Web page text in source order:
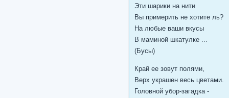
Эти шарики на нити
Вы примерить не хотите ль?
На любые ваши вкусы
В маминой шкатулке ...
(Бусы)
Край ее зовут полями,
Верх украшен весь цветами.
Головной убор-загадка -